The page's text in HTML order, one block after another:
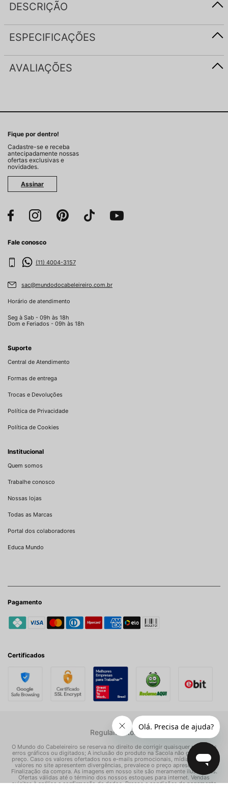
DESCRIÇÃO
ESPECIFICAÇÕES
AVALIAÇÕES
Fique por dentro!
Cadastre-se e receba
antecipadamente nossas
ofertas exclusivas e
novidades.
Assinar
Fale conosco
(11) 4004-3157
sac@mundodocabeleireiro.com.br
Horário de atendimento
Seg à Sab - 09h às 18h
Dom e Feriados - 09h às 18h
Suporte
Central de Atendimento
Formas de entrega
Trocas e Devoluções
Política de Privacidade
Política de Cookies
Institucional
Quem somos
Trabalhe conosco
Nossas lojas
Todas as Marcas
Portal dos colaboradores
Educa Mundo
Pagamento
Certificados
Regulamentos
O Mundo do Cabeleireiro se reserva no direito de corrigir quaisquer possíveis
erros gráficos ou digitados; A inclusão do produto na Sacola não garante seu
preço. Caso os valores ofertados nos e-mails promocionais, mídias sociais e
valores no site apresentem divergências, prevalece o preço apresentado na
Finalização da compra. As imagens em nosso site são meramente ilustrativas.
Ofertas válidas até o término dos nossos estoques para internet. Vendas
sujeitas à análise e confirmação de dados. Preços e condições de pagamento